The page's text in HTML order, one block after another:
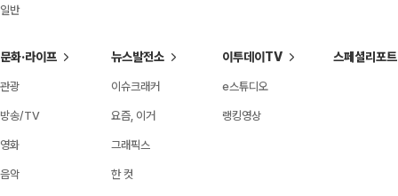
일반
문화·라이프
관광
방송/TV
영화
음악
뉴스발전소
이슈크래커
요즘, 이거
그래픽스
한 컷
이투데이TV
e스튜디오
랭킹영상
스페셜리포트